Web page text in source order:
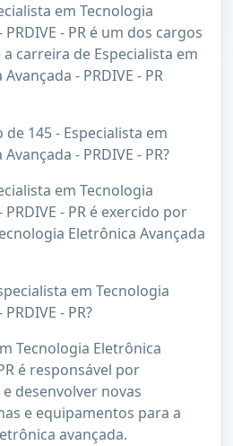
em Tecnologia
- PR é um dos cargos
carreira de Especialista em
- PRDIVE - PR
145 - Especialista em
- PRDIVE - PR?
em Tecnologia
- PR é exercido por
Eletrônica Avançada
em Tecnologia
- PR?
Tecnologia Eletrônica
é responsável por
desenvolver novas
e equipamentos para a
avançada.